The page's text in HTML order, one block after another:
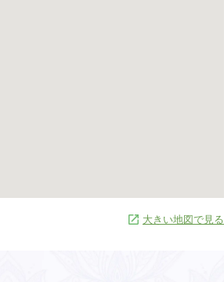
大きい地図で見る